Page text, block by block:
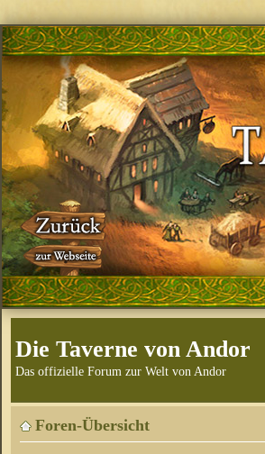
Die Taverne von Andor
Das offizielle Forum zur Welt von Andor
Foren-Übersicht